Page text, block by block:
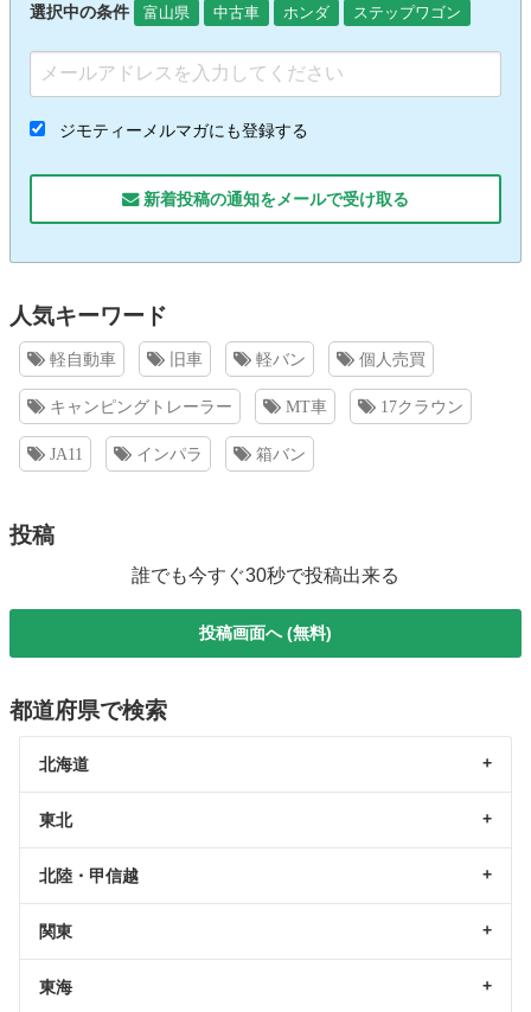
選択中の条件 富山県 中古車 ホンダ ステップワゴン
ジモティーメルマガにも登録する
新着投稿の通知をメールで受け取る
人気キーワード
軽自動車 旧車 軽バン 個人売買
キャンピングトレーラー MT車 17クラウン
JA11 インパラ 箱バン
投稿
誰でも今すぐ30秒で投稿出来る
投稿画面へ (無料)
都道府県で検索
北海道
東北
北陸・甲信越
関東
東海